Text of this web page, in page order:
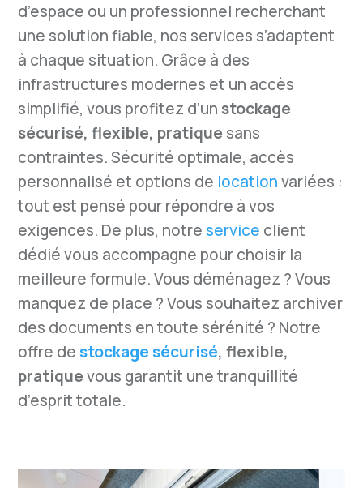
d’espace ou un professionnel recherchant
une solution fiable, nos services s’adaptent
à chaque situation. Grâce à des
infrastructures modernes et un accès
simplifié, vous profitez d’un stockage
sécurisé, flexible, pratique sans
contraintes. Sécurité optimale, accès
personnalisé et options de locationvariées :
tout est pensé pour répondre à vos
exigences. De plus, notre service client
dédié vous accompagne pour choisir la
meilleure formule. Vous déménagez ? Vous
manquez de place ? Vous souhaitez archiver
des documents en toute sérénité ? Notre
offre destockage sécurisé, flexible,
pratiquevous garantit une tranquillité
d’esprit totale.